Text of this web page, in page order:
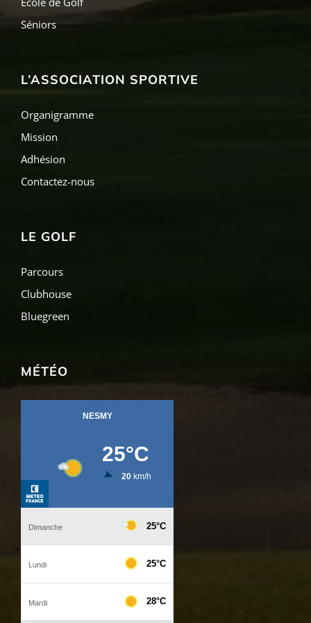
Séniors
L’ASSOCIATION SPORTIVE
Organigramme
Mission
Adhésion
Contactez-nous
LE GOLF
Parcours
Clubhouse
Bluegreen
MÉTÉO